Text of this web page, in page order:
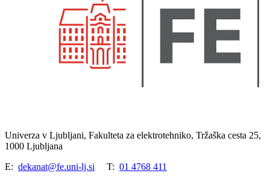
Univerza v Ljubljani, Fakulteta za elektrotehniko, Tržaška cesta 25,
1000 Ljubljana
E: dekanat@fe.uni-lj.si T: 01 4768 411